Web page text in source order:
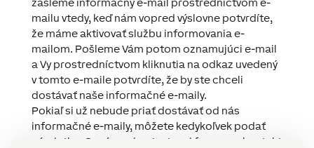
zašleme informačný e-mail prostredníctvom e-
mailu vtedy, keď nám vopred výslovne potvrdíte,
že máme aktivovať službu informovania e-
mailom. Pošleme Vám potom oznamujúci e-mail
a Vy prostredníctvom kliknutia na odkaz uvedený
v tomto e-maile potvrdíte, že by ste chceli
dostávať naše informačné e-maily.
Pokiaľ si už nebude priať dostávať od nás
informačné e-maily, môžete kedykoľvek podať
námietku. Oznámenie v textovej forme na kontakt